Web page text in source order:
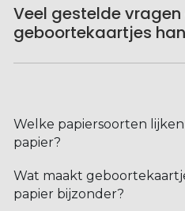
Veel gestelde vragen
geboortekaartjes
Welke papiersoorten
papier?
Wat maakt
papier bijzonder?